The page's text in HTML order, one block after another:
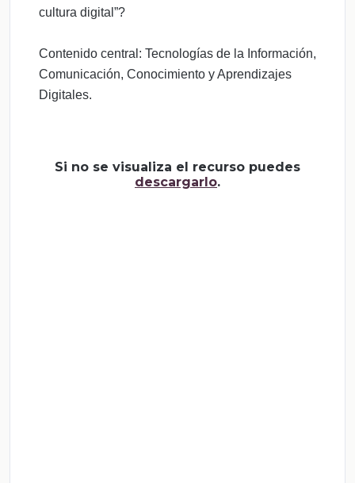
cultura digital”?
Contenido central: Tecnologías de la Información,
Comunicación, Conocimiento y Aprendizajes
Digitales.
Si no se visualiza el recurso puedes
descargarlo.